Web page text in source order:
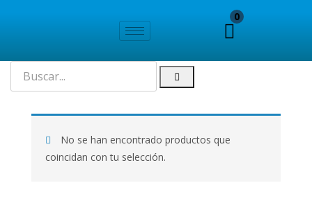
0
No se han encontrado productos que
coincidan con tu selección.